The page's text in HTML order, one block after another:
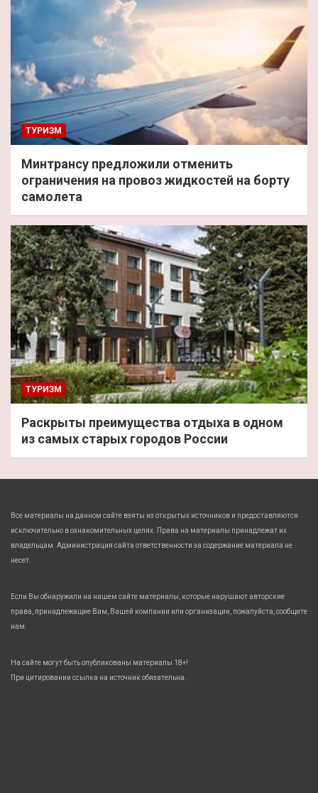
ТУРИЗМ
Минтрансу предложили отменить
ограничения на провоз жидкостей на борту
самолета
ТУРИЗМ
Раскрыты преимущества отдыха в одном
из самых старых городов России
Все материалы на данном сайте взяты из открытых источников и предоставляются
исключительно в ознакомительных целях. Права на материалы принадлежат их
владельцам. Администрация сайта ответственности за содержание материала не
несет.
Если Вы обнаружили на нашем сайте материалы, которые нарушают авторские
права, принадлежащие Вам, Вашей компании или организации, пожалуйста, сообщите
нам.
На сайте могут быть опубликованы материалы 18+!
При цитировании ссылка на источник обязательна.